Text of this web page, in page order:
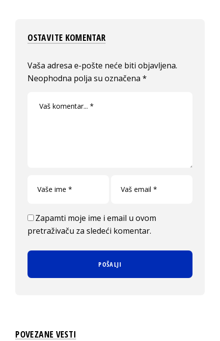
OSTAVITE KOMENTAR
Vaša adresa e-pošte neće biti objavljena.
Neophodna polja su označena*
Zapamti moje ime i email u ovom
pretraživaču za sledeći komentar.
POVEZANE VESTI